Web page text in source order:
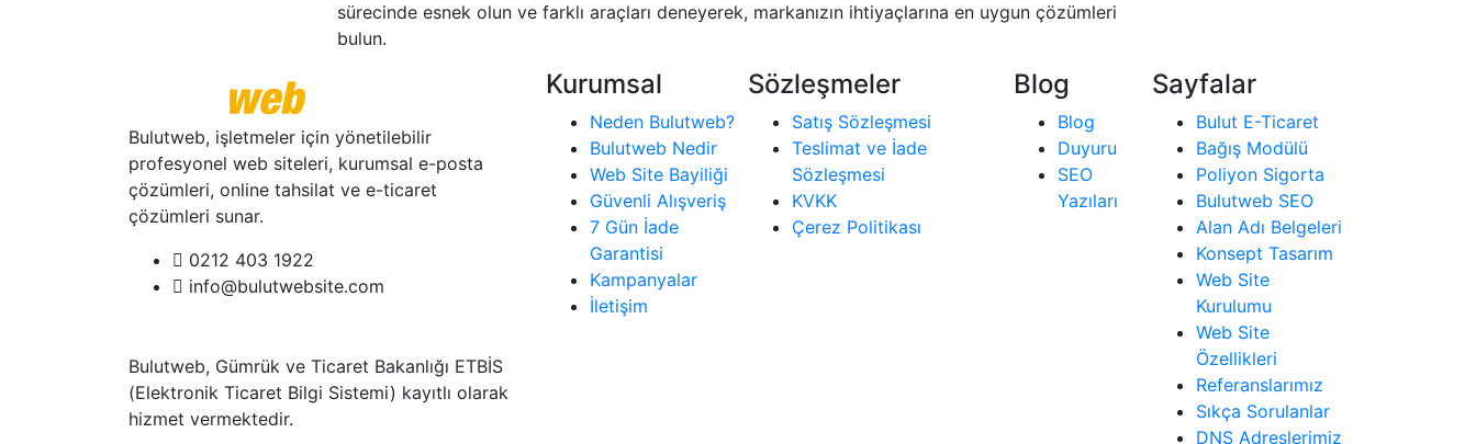
sürecinde esnek olun ve farklı araçları deneyerek, markanızın ihtiyaçlarına en uygun çözümleri
bulun.
Bulutweb, işletmeler için yönetilebilir
profesyonel web siteleri, kurumsal e-posta
çözümleri, online tahsilat ve e-ticaret
çözümleri sunar.
0212 403 1922
info@bulutwebsite.com
Bulutweb, Gümrük ve Ticaret Bakanlığı ETBİS
(Elektronik Ticaret Bilgi Sistemi) kayıtlı olarak
hizmet vermektedir.
Kurumsal
Neden Bulutweb?
Bulutweb Nedir
Web Site Bayiliği
Güvenli Alışveriş
7 Gün İade
Garantisi
Kampanyalar
İletişim
Sözleşmeler
Satış Sözleşmesi
Teslimat ve İade
Sözleşmesi
KVKK
Çerez Politikası
Blog
Blog
Duyuru
SEO
Yazıları
Sayfalar
Bulut E-Ticaret
Bağış Modülü
Poliyon Sigorta
Bulutweb SEO
Alan Adı Belgeleri
Konsept Tasarım
Web Site
Kurulumu
Web Site
Özellikleri
Referanslarımız
Sıkça Sorulanlar
DNS Adreslerimiz